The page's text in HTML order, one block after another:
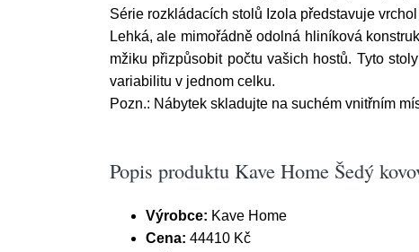
Série rozkládacích stolů Izola představuje
Lehká, ale mimořádně odolná hliníková
mžiku přizpůsobit počtu vašich hostů. Tyto
variabilitu v jednom celku.
Pozn.: Nábytek skladujte na suchém vnitřním
Popis produktu Kave Home Šedý
Výrobce: Kave Home
Cena: 44410 Kč